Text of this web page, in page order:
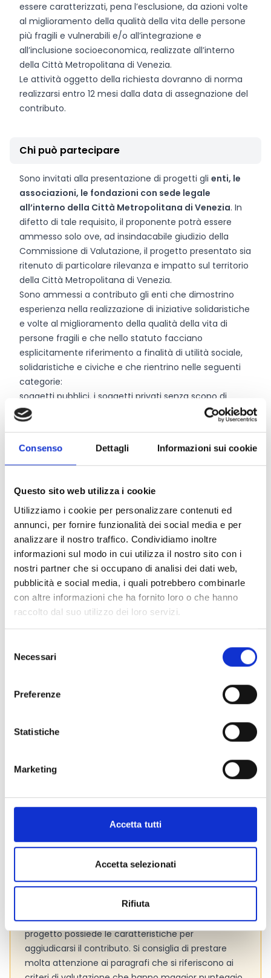
Consenso Dettagli Informazioni sui cookie
Questo sito web utilizza i cookie
Utilizziamo i cookie per personalizzare contenuti ed
annunci, per fornire funzionalità dei social media e per
analizzare il nostro traffico. Condividiamo inoltre
informazioni sul modo in cui utilizza il nostro sito con i
nostri partner che si occupano di analisi dei dati web,
pubblicità e social media, i quali potrebbero combinarle
con altre informazioni che ha fornito loro o che hanno
raccolto dal suo utilizzo dei loro servizi.
delNecessari
Preferenze
Statistiche
Marketing
Accetta tutti
Accetta selezionati
Rifiuta
essere caratterizzati, pena l’esclusione, da azioni volte
al miglioramento della qualità della vita delle persone
più fragili e vulnerabili e/o all’integrazione e
all’inclusione socioeconomica, realizzate all’interno
della Città Metropolitana di Venezia.
Le attività oggetto della richiesta dovranno di norma
realizzarsi entro 12 mesi dalla data di assegnazione del
contributo.
Chi può partecipare
Sono invitati alla presentazione di progetti gli enti, le
associazioni, le fondazioni con sede legale
all’interno della Città Metropolitana di Venezia. In
difetto di tale requisito, il proponente potrà essere
ammesso solo ove, ad insindacabile giudizio della
Commissione di Valutazione, il progetto presentato sia
ritenuto di particolare rilevanza e impatto sul territorio
della Città Metropolitana di Venezia.
Sono ammessi a contributo gli enti che dimostrino
esperienza nella realizzazione di iniziative solidaristiche
e volte al miglioramento della qualità della vita di
persone fragili e che nello statuto facciano
esplicitamente riferimento a finalità di utilità sociale,
solidaristiche e civiche e che rientrino nelle seguenti
categorie:
soggetti pubblici, i soggetti privati senza scopo di
lucro, gli enti del terzo settore
le cooperative sociali
La dotazione finanziaria complessiva ammonta a
180.000 Euro.
Indipendentemente dal costo complessivo
dell’iniziativa, il contributo riconosciuto ai progetti
approvati sarà compreso tra un minimo di5.000 euro
e un massimo di 20.000 euro. Anche il contributo
richiesto da ciascun soggetto dovrà essere compreso
all’interno di questo intervallo.
Link e Documenti
Bando
ufficiale del bando per gli aggiornamenti e le
spese ammissibili
sono tutti quei costi che
consiglia pertanto di verificarle con attenzione (Cfr.
par. 3.6, pag. 5 del bando).
di valutazioneadottati dall’Ente per valutare le
proposte progettuali. La lettura preliminare dei
criteri, infatti, ti consentirà di comprendere se il tuo
progetto possiede le caratteristiche per
aggiudicarsi il contributo. Si consiglia di prestare
molta attenzione ai paragrafi che si riferiscono ai